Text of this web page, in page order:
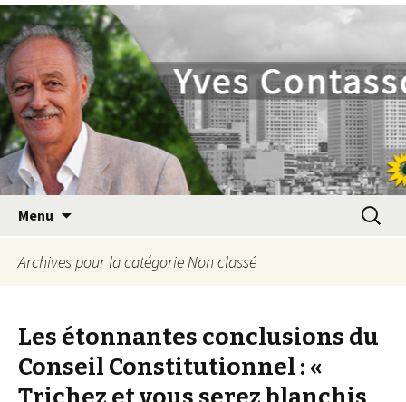
Yves Contassot
Menu
principal
Archives pour la catégorie Non classé
Les étonnantes conclusions du
Conseil Constitutionnel : «